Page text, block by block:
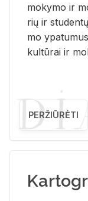
mo­ky­mo ir
rių ir
mo
kul­tū­rai ir
PERŽIŪRĖTI